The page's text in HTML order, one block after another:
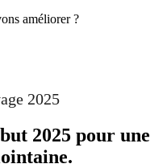
améliorer ?
2025
2025 pour une